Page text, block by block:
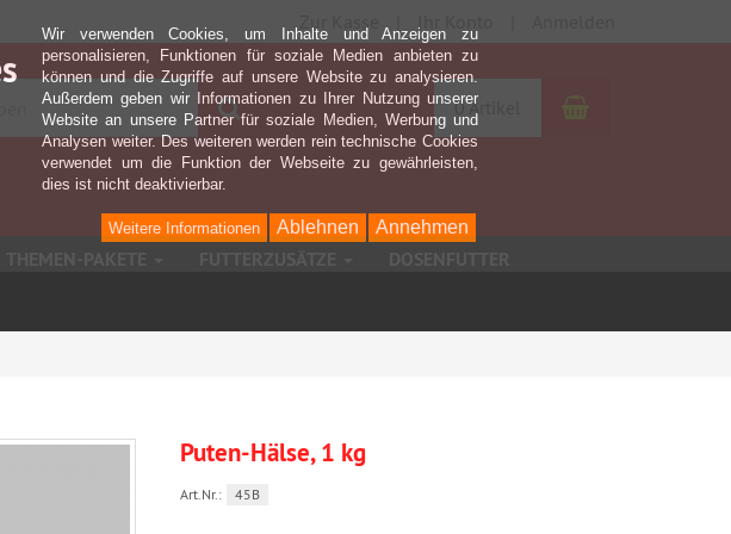
Zur Kasse Ihr Konto
Suchen 0 Artikel
Puten-Hälse, 1 kg
Art.Nr.: 45B
Wir verwenden Cookies, um Inhalte und Anzeigen zu
personalisieren, Funktionen für soziale Medien anbieten zu
können und die Zugriffe auf unsere Website zu analysieren.
Außerdem geben wir Informationen zu Ihrer Nutzung unserer
Website an unsere Partner für soziale Medien, Werbung und
Analysen weiter. Des weiteren werden rein technische Cookies
verwendet um die Funktion der Webseite zu gewährleisten,
dies ist nicht deaktivierbar.
Annehmen
Ablehnen
Weitere Informationen